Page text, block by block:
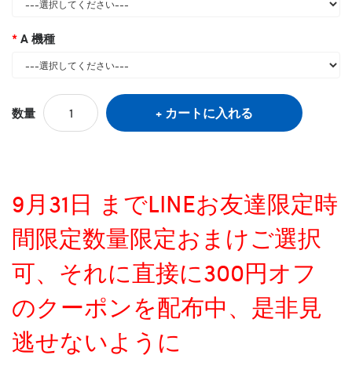
A 機種
数量 カートに入れる
9月31日 までLINEお友達限定時
間限定数量限定おまけご選択
可、それに直接に300円オフ
のクーポンを配布中、是非見
逃せないように